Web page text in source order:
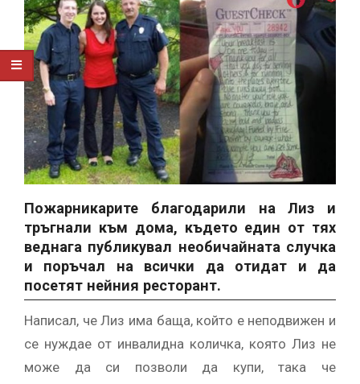
Пожарникарите благодарили на Лиз и
тръгнали към дома, където един от тях
веднага публикувал необичайната случка
и поръчал на всички да отидат и да
посетят нейния ресторант.
Написал, че Лиз има баща, който е неподвижен и
се нуждае от инвалидна количка, която Лиз не
може да си позволи да купи, така че